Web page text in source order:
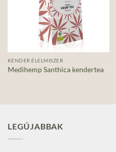
KENDER ÉLELMISZER
Medihemp Santhica kendertea
LEGÚJABBAK